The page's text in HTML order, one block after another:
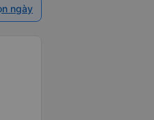
ngày